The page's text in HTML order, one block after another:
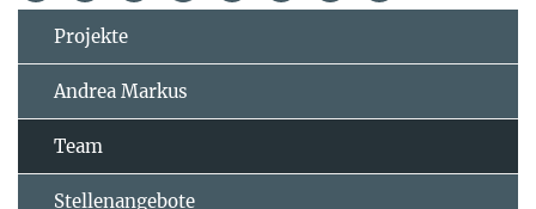
Projekte
Andrea Markus
Team
Stellenangebote